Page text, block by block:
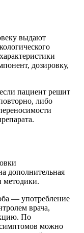
выдают
дозировку,
пациент решит
либо
дополнительная
методики.
— употребление
врача,
По
можно